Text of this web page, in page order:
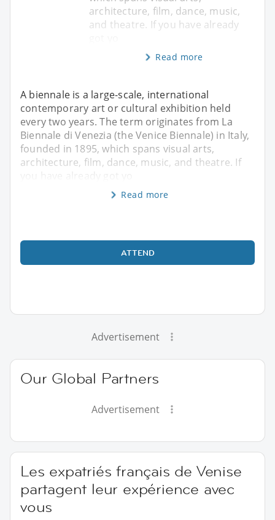
architecture, film, dance, music,
and theatre. If you have already
Read more
A biennale is a large-scale, international
contemporary art or cultural exhibition held
every two years. The term originates from La
Biennale di Venezia (the Venice Biennale) in Italy,
founded in 1895, which spans visual arts,
architecture, film, dance, music, and theatre. If
Read more
ATTEND
Advertisement
Our Global Partners
Advertisement
Les expatriés français de Venise
partagent leur expérience avec
vous